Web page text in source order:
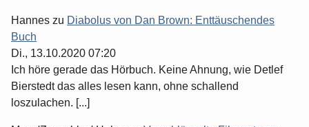
Hannes zu Diabolus von Dan Brown: Enttäuschendes
Buch
Di., 13.10.2020 07:20
Ich höre gerade das Hörbuch. Keine Ahnung, wie Detlef
Bierstedt das alles lesen kann, ohne schallend
loszulachen. [...]